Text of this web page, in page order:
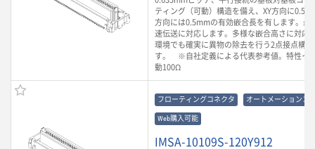
ティング（可動）構造を備え、XY方向に
方向には0.5mmの有効嵌合長を有します。
速伝送に対応します。多様な嵌合高さに対応
環境でも確実に異物の除去を行う2点接点構
す。 ※自社定義による代表参考値。特性イ
動100Ω
フローティングコネクタ オートメーションコ
Web購入可能
IMSA-10109S-120Y912